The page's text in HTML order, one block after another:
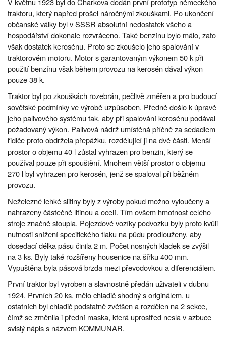
traktoru, který napřed prošel náročnými zkouškami. Po ukončení
občanské války byl v SSSR absolutní nedostatek všeho a
hospodářství dokonale rozvráceno. Také benzínu bylo málo, zato
však dostatek kerosénu. Proto se zkoušelo jeho spalování v
traktorovém motoru. Motor s garantovaným výkonem 50 k při
použití benzínu však během provozu na kerosén dával výkon
pouze 38 k.
Traktor byl po zkouškách rozebrán, pečlivě změřen a pro budoucí
sovětské podmínky ve výrobě uzpůsoben. Předně došlo k úpravě
jeho palivového systému tak, aby při spalování kerosénu podával
požadovaný výkon. Palivová nádrž umístěná příčně za sedadlem
řidiče proto obdržela přepážku, rozdělující ji na dvě části. Menší
prostor o objemu 40 l zůstal vyhrazen pro benzin, který se
používal pouze při spouštění. Mnohem větší prostor o objemu
270 l byl vyhrazen pro kerosén, jenž se spaloval při běžném
provozu.
Neželezné lehké slitiny byly z výroby pokud možno vyloučeny a
nahrazeny částečně litinou a ocelí. Tím ovšem hmotnost celého
stroje značně stoupla. Pojezdové vozíky podvozku byly proto kvůli
nutnosti snížení specifického tlaku na půdu prodlouženy, aby
dosedací délka pásu činila 2 m. Počet nosných kladek se zvýšil
na 3 ks. Byly také rozšířeny housenice na šířku 400 mm.
Vypuštěna byla pásová brzda mezi převodovkou a diferenciálem.
První traktor byl vyroben a slavnostně předán uživateli v dubnu
1924. Prvních 20 ks. mělo chladič shodný s originálem, u
ostatních byl chladič podstatně zvětšen a rozdělen na 2 sekce,
čímž se změnila i přední maska, která uprostřed nesla v azbuce
svislý nápis s názvem KOMMUNAR.